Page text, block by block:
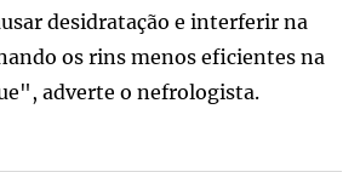
desidratação e interferir na
os rins menos eficientes na
adverte o nefrologista.